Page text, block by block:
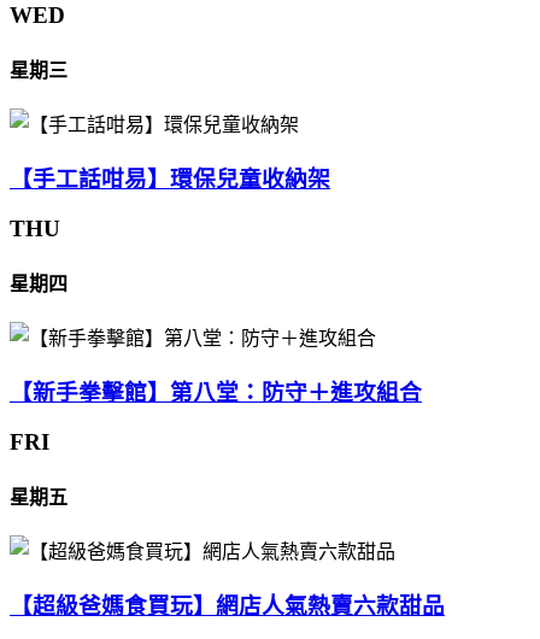
WED
星期三
【手工話咁易】環保兒童收納架
THU
星期四
【新手拳擊館】第八堂：防守＋進攻組合
FRI
星期五
【超級爸媽食買玩】網店人氣熱賣六款甜品